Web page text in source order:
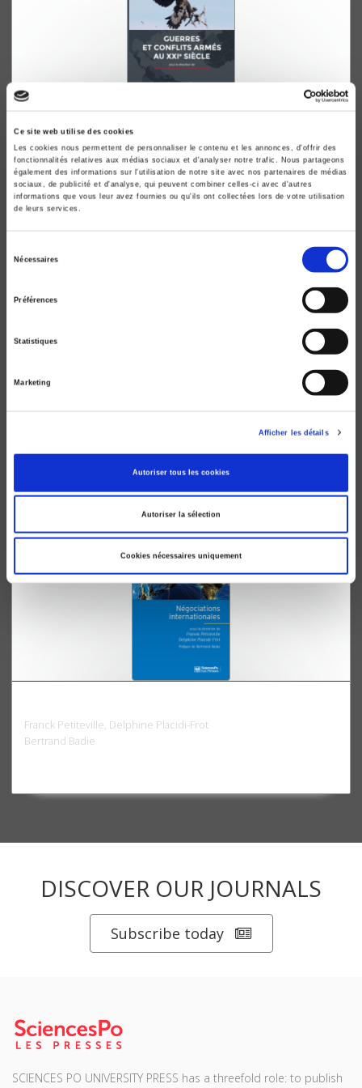
Ce site web utilise des cookies
Les cookies nous permettent de personnaliser le contenu et les annonces, d'offrir des
fonctionnalités relatives aux médias sociaux et d'analyser notre trafic. Nous partageons
également des informations sur l'utilisation de notre site avec nos partenaires de médias
sociaux, de publicité et d'analyse, qui peuvent combiner celles-ci avec d'autres
informations que vous leur avez fournies ou qu'ils ont collectées lors de votre utilisation
de leurs services.
Nécessaires
Préférences
Statistiques
Marketing
Afficher les détails
Autoriser tous les cookies
Autoriser la sélection
Cookies nécessaires uniquement
Guerres et conflits armés au XXIe siècle
Benoît Pelopidas, Frédéric Ramel
L'enjeu mondial. L'environnement
Franck Petiteville, Delphine Placidi-Frot
Bertrand Badie
DISCOVER OUR JOURNALS
Subscribe today
SCIENCES PO UNIVERSITY PRESS has a threefold role: to publish